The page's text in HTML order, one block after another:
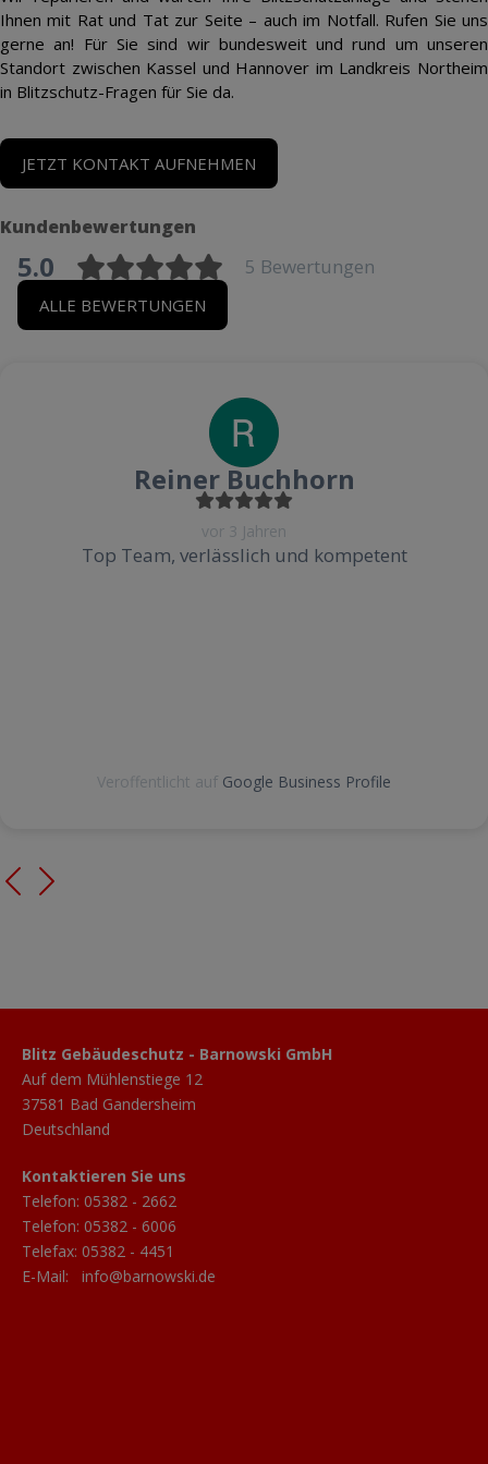
Ihnen mit Rat und Tat zur Seite – auch im Notfall. Rufen Sie uns
gerne an! Für Sie sind wir bundesweit und rund um unseren
Standort zwischen Kassel und Hannover im Landkreis Northeim
in Blitzschutz-Fragen für Sie da.
JETZT KONTAKT AUFNEHMEN
Kundenbewertungen
5.0 5 Bewertungen
ALLE BEWERTUNGEN
Reiner Buchhorn
vor 3 Jahren
Top Team, verlässlich und kompetent
Veroffentlicht auf Google Business Profile
Blitz Gebäudeschutz - Barnowski GmbH
Auf dem Mühlenstiege 12
37581 Bad Gandersheim
Deutschland
Kontaktieren Sie uns
Telefon: 05382 - 2662
Telefon: 05382 - 6006
Telefax: 05382 - 4451
E-Mail:
info@barnowski.de